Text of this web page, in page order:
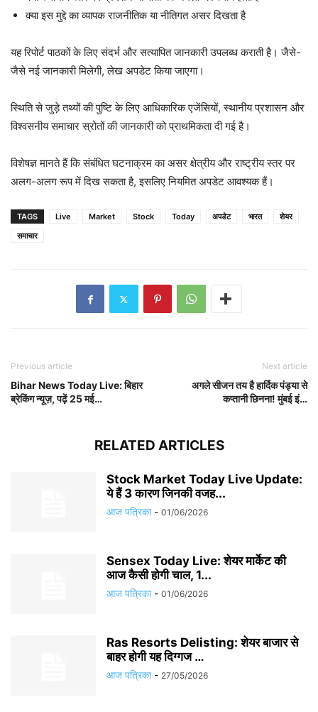
क्या इस मुद्दे का व्यापक राजनीतिक या नीतिगत असर दिखता है
यह रिपोर्ट पाठकों के लिए संदर्भ और सत्यापित जानकारी उपलब्ध कराती है। जैसे-
जैसे नई जानकारी मिलेगी, लेख अपडेट किया जाएगा।
स्थिति से जुड़े तथ्यों की पुष्टि के लिए आधिकारिक एजेंसियों, स्थानीय प्रशासन और
विश्वसनीय समाचार स्रोतों की जानकारी को प्राथमिकता दी गई है।
विशेषज्ञ मानते हैं कि संबंधित घटनाक्रम का असर क्षेत्रीय और राष्ट्रीय स्तर पर
अलग-अलग रूप में दिख सकता है, इसलिए नियमित अपडेट आवश्यक हैं।
TAGS Live Market Stock Today अपडेट भारत
शेयर
समाचार
Previous article
Bihar News Today Live: बिहार
ब्रेकिंग न्यूज़, पढ़ें 25 मई…
Next article
अगले सीजन तय है हार्दिक पंड्या से
कप्तानी छिनना! मुंबई इं…
RELATED ARTICLES
Stock Market Today Live Update:
ये हैं 3 कारण जिनकी वजह...
आज पत्रिका - 01/06/2026
Sensex Today Live: शेयर मार्केट की
आज कैसी होगी चाल, 1...
आज पत्रिका - 01/06/2026
Ras Resorts Delisting: शेयर बाजार से
बाहर होगी यह दिग्गज …
आज पत्रिका - 27/05/2026